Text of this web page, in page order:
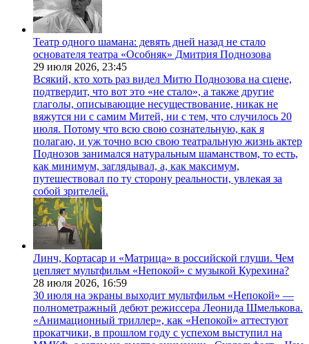
Театр одного шамана: девять дней назад не стало
основателя театра «Особняк» Дмитрия Поднозова
29 июля 2026, 23:45
Всякий, кто хоть раз видел Митю Поднозова на сцене,
подтвердит, что вот это «не стало», а также другие
глаголы, описывающие несуществование, никак не
вяжутся ни с самим Митей, ни с тем, что случилось 20
июля. Потому что всю свою сознательную, как я
полагаю, и уж точно всю свою театральную жизнь актер
Поднозов занимался натуральным шаманством, то есть,
как минимум, заглядывал, а, как максимум,
путешествовал по ту сторону реальности, увлекая за
собой зрителей.
Линч, Кортасар и «Матрица» в российской глуши. Чем
цепляет мультфильм «Непокой» с музыкой Курехина?
28 июля 2026, 16:59
30 июля на экраны выходит мультфильм «Непокой» —
полнометражный дебют режиссера Леонида Шмелькова.
«Анимационный триллер», как «Непокой» аттестуют
прокатчики, в прошлом году с успехом выступил на